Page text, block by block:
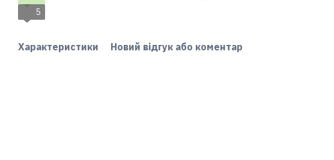
5
Характеристики Новий відгук або коментар